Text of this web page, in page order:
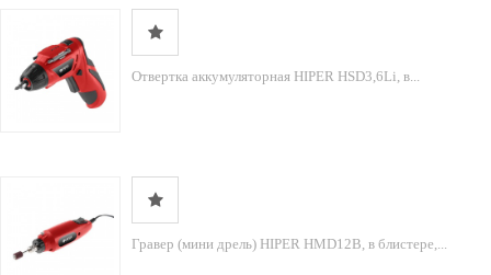
Отвертка аккумуляторная HIPER HSD3,6Li, в...
Гравер (мини дрель) HIPER HMD12B, в блистере,...